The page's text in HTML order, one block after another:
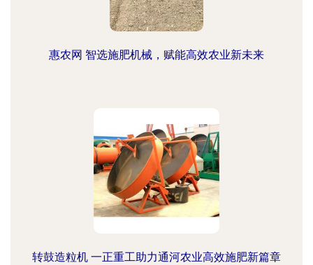
惠农网 智选施肥机械，赋能高效农业新未来
转鼓造粒机 一正重工助力通河农业高效施肥新篇章